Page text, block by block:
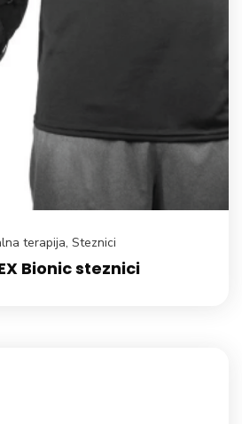
terapija, Steznici
Bionic steznici